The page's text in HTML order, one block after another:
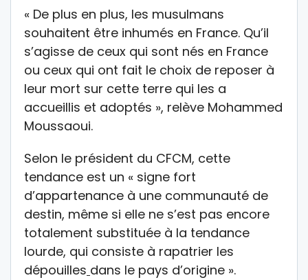
« De plus en plus, les musulmans
souhaitent être inhumés en France. Qu’il
s’agisse de ceux qui sont nés en France
ou ceux qui ont fait le choix de reposer à
leur mort sur cette terre qui les a
accueillis et adoptés », relève Mohammed
Moussaoui.
Selon le président du CFCM, cette
tendance est un « signe fort
d’appartenance à une communauté de
destin, même si elle ne s’est pas encore
totalement substituée à la tendance
lourde, qui consiste à rapatrier les
dépouilles dans le pays d’origine ».